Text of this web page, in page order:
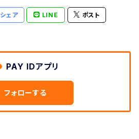
シェア LINE ポスト
PAY IDアプリ
フォローする